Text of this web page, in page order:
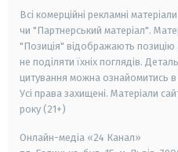
Всі комерційні рекламні
чи "Партнерський матеріал".
"Позиція" відображають позицію
не поділяти їхніх поглядів.
цитування можна ознайомитись
Усі права захищені. Матеріали
року (21+)
Онлайн-медіа «24 Канал»